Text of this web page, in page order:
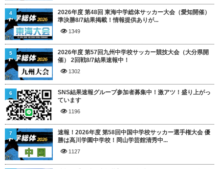
2026年度 第48回 東海中学総体サッカー大会（愛知開催）
準決勝8/7結果掲載！情報提供ありが...
1349
4
2026年度 第57回九州中学校サッカー競技大会（大分県開
催） 2回戦8/7結果速報中！
1302
5
SNS結果速報グループ参加者募集中！激アツ！盛り上がっ
ています
1196
6
速報！2026年度 第58回中国中学校サッカー選手権大会 優
勝は高川学園中学校！岡山学芸館清秀中...
1127
7